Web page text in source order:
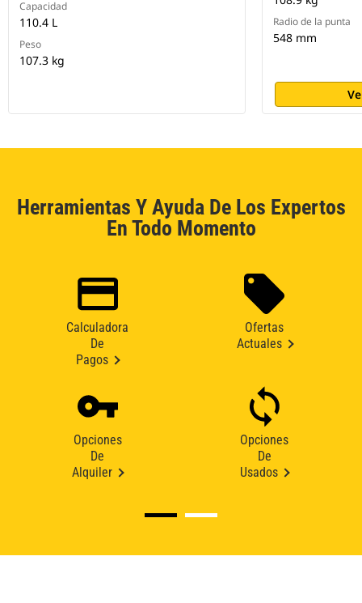
Capacidad
110.4 L
Peso
107.3 kg
Radio de la punta
548 mm
Herramientas Y Ayuda De Los Expertos
En Todo Momento
Calculadora
De
Pagos
Ofertas
Actuales
Opciones
De
Alquiler
Opciones
De
Usados